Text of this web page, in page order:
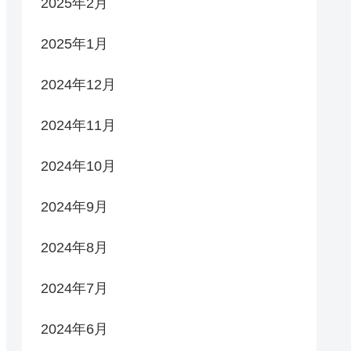
2025年1月
2024年12月
2024年11月
2024年10月
2024年9月
2024年8月
2024年7月
2024年6月